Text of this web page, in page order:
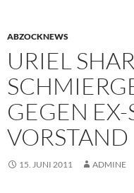
ABZOCKNEWS
URIEL
GEGEN
VORSTAND
15. JUNI 2011 ADMINE